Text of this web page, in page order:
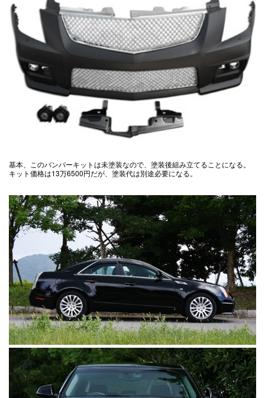
基本、このバンパーキットは未塗装なので、塗装後組み立てることになる。
キット価格は13万6500円だが、塗装代は別途必要になる。